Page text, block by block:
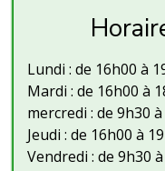
Lundi : de 16h00 à
Mardi : de 16h00 à
mercredi : de 9h30
Jeudi : de 16h00 à
Vendredi : de 9h30